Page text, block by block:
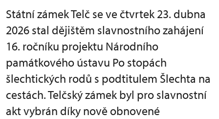
Státní zámek Telč se ve čtvrtek 23. dubna
2026 stal dějištěm slavnostního zahájení
16. ročníku projektu Národního
památkového ústavu Po stopách
šlechtických rodů s podtitulem Šlechta na
cestách. Telčský zámek byl pro slavnostní
akt vybrán díky nově obnovené